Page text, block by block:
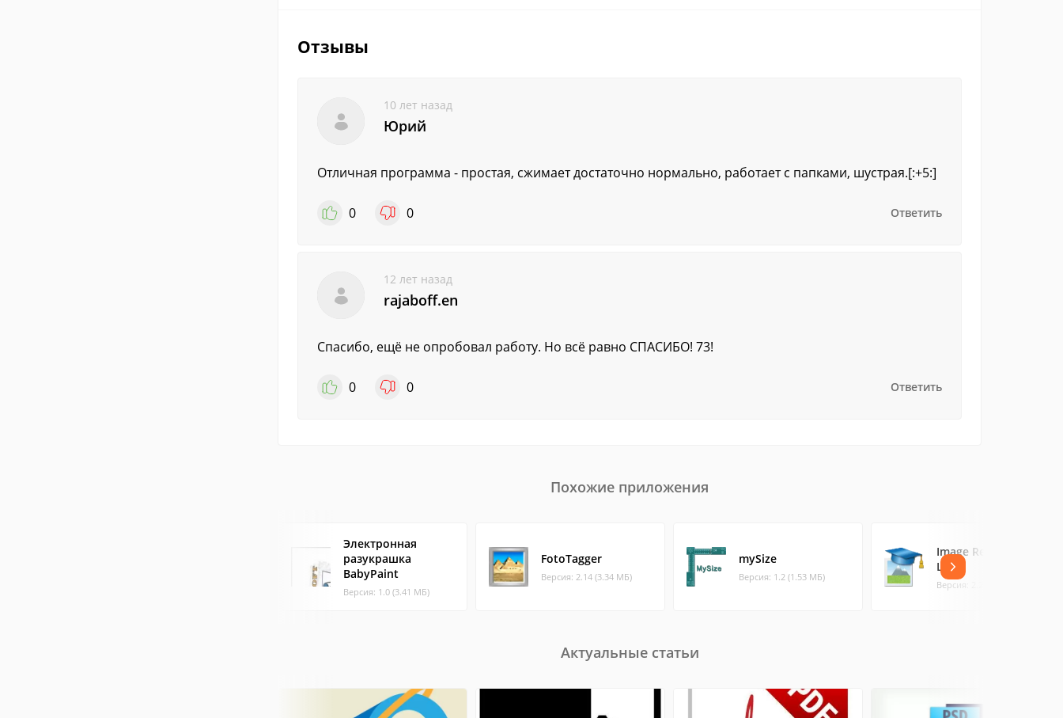
Отзывы
10 лет назад
Юрий
Отличная программа - простая, сжимает достаточно нормально, работает с папками, шустрая.[:+5:]
0 0 Ответить
12 лет назад
rajaboff.en
Спасибо, ещё не опробовал работу. Но всё равно СПАСИБО! 73!
0 0 Ответить
Похожие приложения
Электронная
разукрашка
BabyPaint
Версия: 1.0 (3.41 МБ)
FotoTagger
Версия: 2.14 (3.34 МБ)
mySize
Версия: 1.2 (1.53 МБ)
Image Resize Guide
Lite
Версия: 2.2.6 (4.49 МБ)
Актуальные статьи